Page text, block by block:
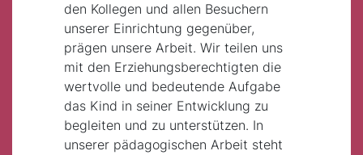
den Kollegen und allen Besuchern
unserer Einrichtung gegenüber,
prägen unsere Arbeit. Wir teilen uns
mit den Erziehungsberechtigten die
wertvolle und bedeutende Aufgabe
das Kind in seiner Entwicklung zu
begleiten und zu unterstützen. In
unserer pädagogischen Arbeit steht